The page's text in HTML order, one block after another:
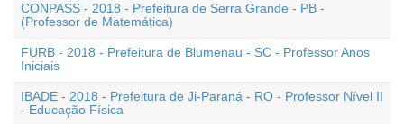
CONPASS - 2018 - Prefeitura de Serra Grande - PB -
(Professor de Matemática)
FURB - 2018 - Prefeitura de Blumenau - SC - Professor Anos
Iniciais
IBADE - 2018 - Prefeitura de Ji-Paraná - RO - Professor Nível II
- Educação Física